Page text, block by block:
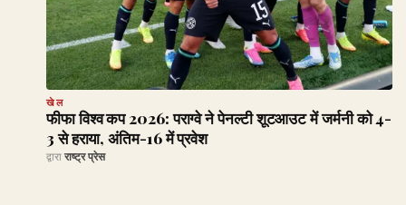
खेल
फीफा विश्व कप 2026: पराग्वे ने पेनल्टी शूटआउट में जर्मनी को 4-
3 से हराया, अंतिम-16 में प्रवेश
द्वारा राष्ट्र प्रेस